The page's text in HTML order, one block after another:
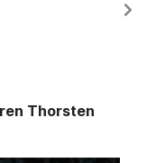
Thorsten